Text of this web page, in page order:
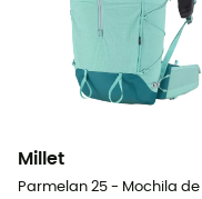
Millet